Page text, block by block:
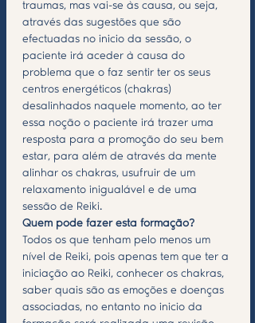
traumas, mas vai-se às causa, ou seja,
através das sugestões que são
efectuadas no inicio da sessão, o
paciente irá aceder à causa do
problema que o faz sentir ter os seus
centros energéticos (chakras)
desalinhados naquele momento, ao ter
essa noção o paciente irá trazer uma
resposta para a promoção do seu bem
estar, para além de através da mente
alinhar os chakras, usufruir de um
relaxamento inigualável e de uma
sessão de Reiki.
Quem pode fazer esta formação?
Todos os que tenham pelo menos um
nível de Reiki, pois apenas tem que ter a
iniciação ao Reiki, conhecer os chakras,
saber quais são as emoções e doenças
associadas, no entanto no inicio da